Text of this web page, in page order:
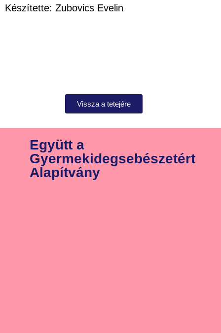
Készítette: Zubovics Evelin
Vissza a tetejére
Együtt a
Gyermekidegsebészetért
Alapítvány